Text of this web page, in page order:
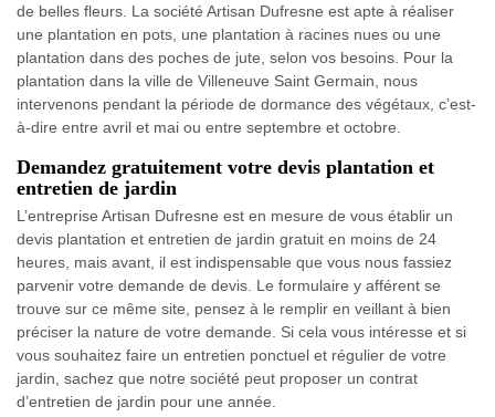
de belles fleurs. La société Artisan Dufresne est apte à réaliser
une plantation en pots, une plantation à racines nues ou une
plantation dans des poches de jute, selon vos besoins. Pour la
plantation dans la ville de Villeneuve Saint Germain, nous
intervenons pendant la période de dormance des végétaux, c’est-
à-dire entre avril et mai ou entre septembre et octobre.
Demandez gratuitement votre devis plantation et
entretien de jardin
L’entreprise Artisan Dufresne est en mesure de vous établir un
devis plantation et entretien de jardin gratuit en moins de 24
heures, mais avant, il est indispensable que vous nous fassiez
parvenir votre demande de devis. Le formulaire y afférent se
trouve sur ce même site, pensez à le remplir en veillant à bien
préciser la nature de votre demande. Si cela vous intéresse et si
vous souhaitez faire un entretien ponctuel et régulier de votre
jardin, sachez que notre société peut proposer un contrat
d’entretien de jardin pour une année.